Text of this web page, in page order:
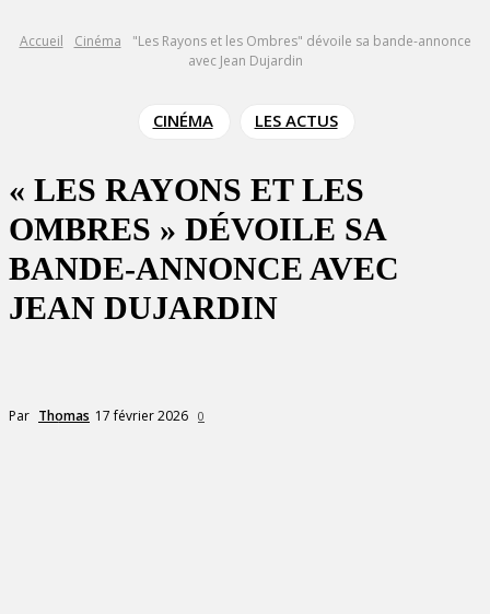
Accueil Cinéma
"Les Rayons et les Ombres" dévoile sa bande-annonce
avec Jean Dujardin
CINÉMA LES ACTUS
« LES RAYONS ET LES
OMBRES » DÉVOILE SA
BANDE-ANNONCE AVEC
JEAN DUJARDIN
Par Thomas 17 février 2026 0